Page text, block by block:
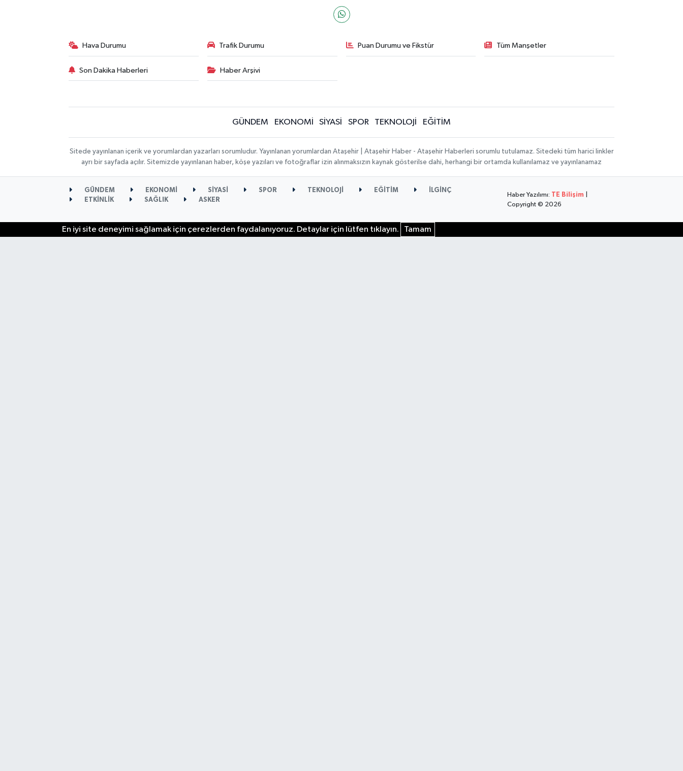
Hava Durumu Trafik Durumu Puan Durumu ve Fikstür Tüm Manşetler
Son Dakika Haberleri Haber Arşivi
GÜNDEM EKONOMİ SİYASİ SPOR TEKNOLOJİ EĞİTİM
Sitede yayınlanan içerik ve yorumlardan yazarları sorumludur. Yayınlanan yorumlardan Ataşehir | Ataşehir Haber - Ataşehir Haberleri sorumlu tutulamaz. Sitedeki tüm harici linkler
ayrı bir sayfada açılır. Sitemizde yayınlanan haber, köşe yazıları ve fotoğraflar izin alınmaksızın kaynak gösterilse dahi, herhangi bir ortamda kullanılamaz ve yayınlanamaz
GÜNDEM EKONOMİ SİYASİ SPOR TEKNOLOJİ EĞİTİM
İLGİNÇ
ETKİNLİK
SAĞLIK ASKER
Haber Yazılımı: TE Bilişim
Copyright © 2026
En iyi site deneyimi sağlamak için çerezlerden faydalanıyoruz. Detaylar için lütfen tıklayın. Tamam